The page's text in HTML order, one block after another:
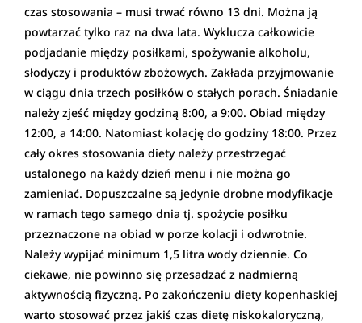
czas stosowania – musi trwać równo 13 dni. Można ją
powtarzać tylko raz na dwa lata. Wyklucza całkowicie
podjadanie między posiłkami, spożywanie alkoholu,
słodyczy i produktów zbożowych. Zakłada przyjmowanie
w ciągu dnia trzech posiłków o stałych porach. Śniadanie
należy zjeść między godziną 8:00, a 9:00. Obiad między
12:00, a 14:00. Natomiast kolację do godziny 18:00. Przez
cały okres stosowania diety należy przestrzegać
ustalonego na każdy dzień menu i nie można go
zamieniać. Dopuszczalne są jedynie drobne modyfikacje
w ramach tego samego dnia tj. spożycie posiłku
przeznaczone na obiad w porze kolacji i odwrotnie.
Należy wypijać minimum 1,5 litra wody dziennie. Co
ciekawe, nie powinno się przesadzać z nadmierną
aktywnością fizyczną. Po zakończeniu diety kopenhaskiej
warto stosować przez jakiś czas dietę niskokaloryczną,